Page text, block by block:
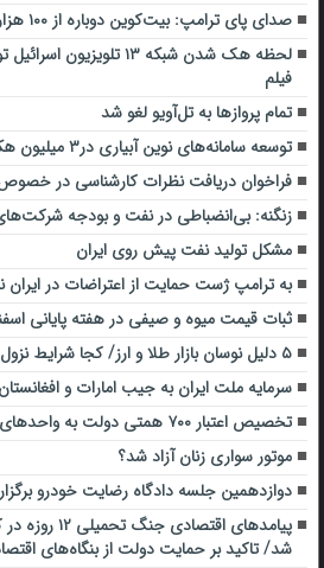
صدای پای ترامپ: بیت‌کوین دوباره از ۱۰۰ هزار دلار گذشت
لحظه هک شدن شبکه ۱۳
فیلم
تمام پروازها به تل‌آویو لغو شد
توسعه سامانه‌های نوین آبیاری در۳ میلیون هکتار اراضی کشاورزی
فراخوان دریافت نظرات کارشناسی در خصوص
زنگنه: بی‌انضباطی در نفت و بودجه
مشکل تولید نفت پیش روی ایران
به ترامپ ژست حمایت از اعتراضات در ایران
ثبات قیمت میوه و صیفی در هفته پایانی
۵ دلیل نوسان بازار طلا و ارز/ کجا شرایط نزول بازار طلا حذف می‌شود؟
سرمایه ملت ایران به جیب امارات و
تخصیص اعتبار ۷۰۰ همتی دولت به واحدهای صنعتی کشور
موتور سواری زنان آزاد شد؟
دوازدهمین جلسه دادگاه رضایت خودرو
پیامد‌های
شد/ تاکید بر حمایت دولت از بنگاه‌های